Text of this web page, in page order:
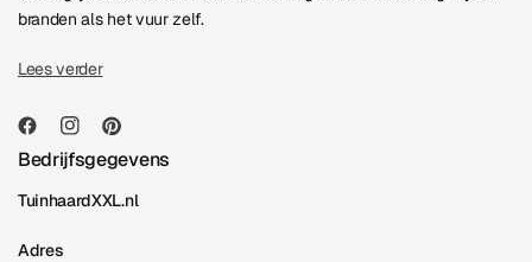
branden als het vuur zelf.
Lees verder
Bedrijfsgegevens
TuinhaardXXL.nl
Adres